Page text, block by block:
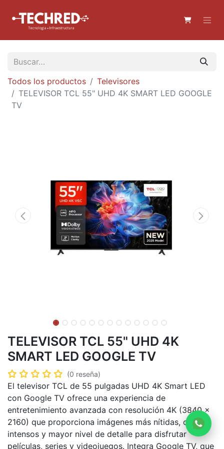
Todos los productos
Televisores
TELEVISOR TCL 55" UHD 4K SMART LED GOOGLE
TV
TELEVISOR TCL 55" UHD 4K
SMART LED GOOGLE TV
(0 reseña)
El televisor TCL de 55 pulgadas UHD 4K Smart LED
con Google TV ofrece una experiencia de
entretenimiento avanzada con resolución 4K (3840 ×
2160) que proporciona imágenes más nítidas, colores
intensos y mayor nivel de detalle para disfrutar
películas, series y videojuegos. Integra Google TV, que